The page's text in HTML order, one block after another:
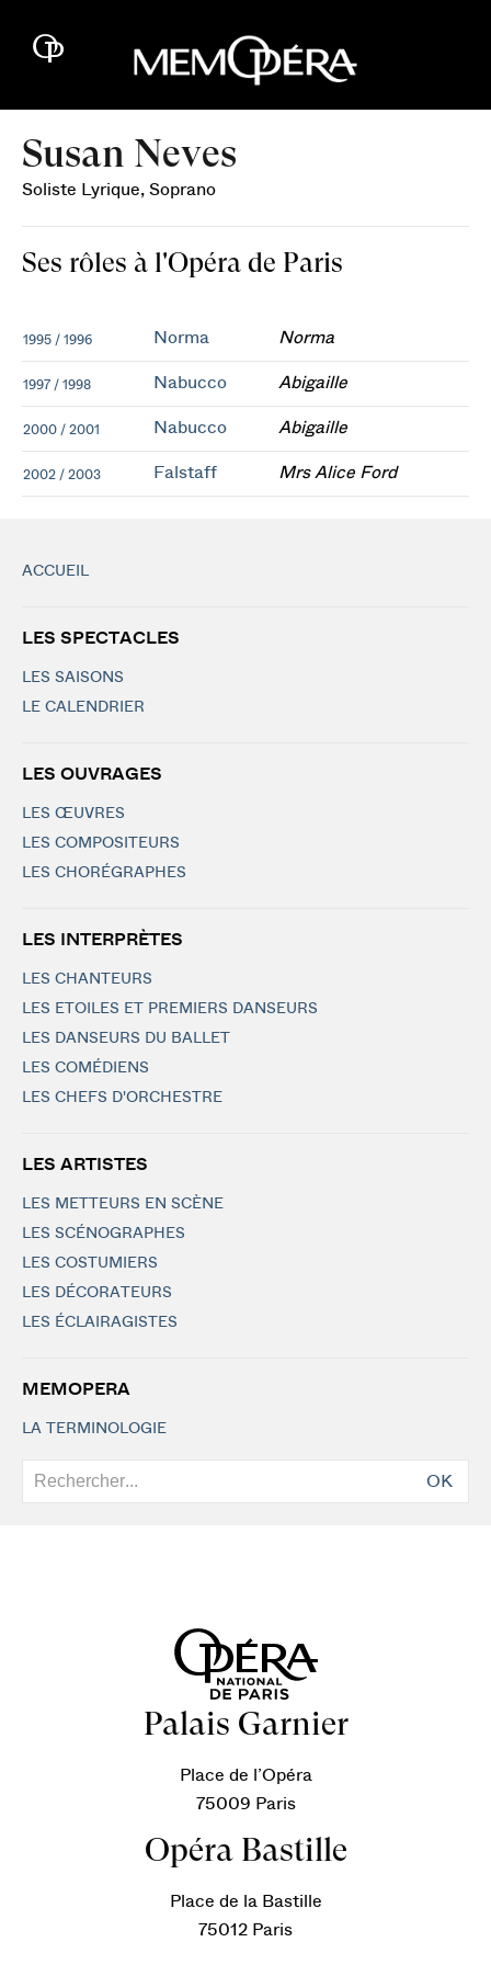
Susan Neves
Soliste Lyrique, Soprano
Ses rôles à l'Opéra de Paris
1995 / 1996 Norma Norma
1997 / 1998 Nabucco Abigaille
2000 / 2001 Nabucco Abigaille
2002 / 2003 Falstaff Mrs Alice Ford
ACCUEIL
LES SPECTACLES
LES SAISONS
LE CALENDRIER
LES OUVRAGES
LES ŒUVRES
LES COMPOSITEURS
LES CHORÉGRAPHES
LES INTERPRÈTES
LES CHANTEURS
LES ETOILES ET PREMIERS DANSEURS
LES DANSEURS DU BALLET
LES COMÉDIENS
LES CHEFS D'ORCHESTRE
LES ARTISTES
LES METTEURS EN SCÈNE
LES SCÉNOGRAPHES
LES COSTUMIERS
LES DÉCORATEURS
LES ÉCLAIRAGISTES
MEMOPERA
LA TERMINOLOGIE
OK
Palais Garnier
Place de l’Opéra
75009 Paris
Opéra Bastille
Place de la Bastille
75012 Paris